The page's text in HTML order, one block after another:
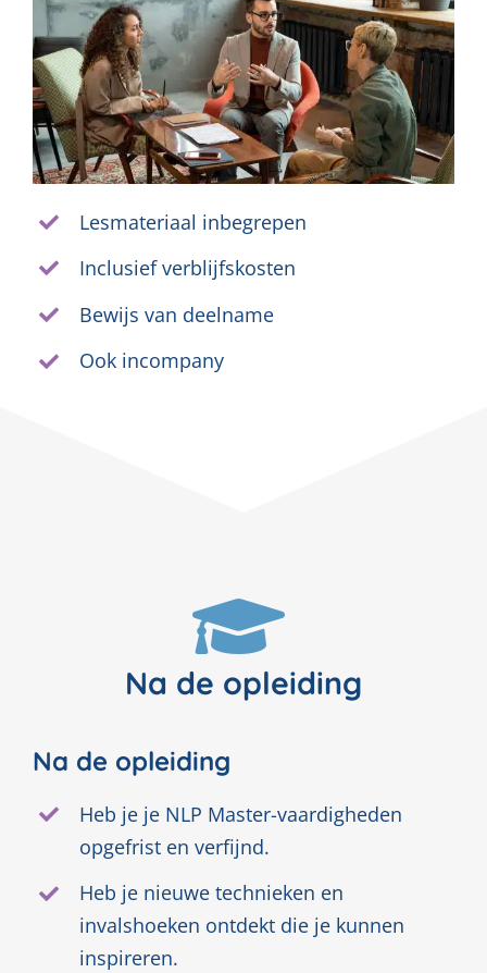
Lesmateriaal inbegrepen
Inclusief verblijfskosten
Bewijs van deelname
Ook incompany
Na de opleiding
Na de opleiding
Heb je je NLP Master-vaardigheden
opgefrist en verfijnd.
Heb je nieuwe technieken en
invalshoeken ontdekt die je kunnen
inspireren.